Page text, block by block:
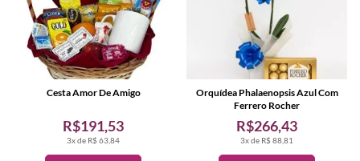
3x de R$ 63,84
R$191,53
Cesta Amor De Amigo
3x de R$ 88,81
R$266,43
Orquídea Phalaenopsis Azul Com
Ferrero Rocher